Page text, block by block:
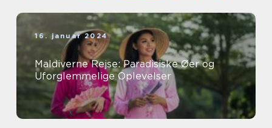
16. januar 2024
Maldiverne Rejse: Paradisiske Øer og
Uforglemmelige Oplevelser